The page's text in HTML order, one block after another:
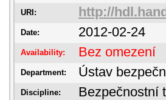
URI: http://
Date: 2012-02-24
Availability: Bez omezení
Department: Ústav
Discipline: Bezpečnostní